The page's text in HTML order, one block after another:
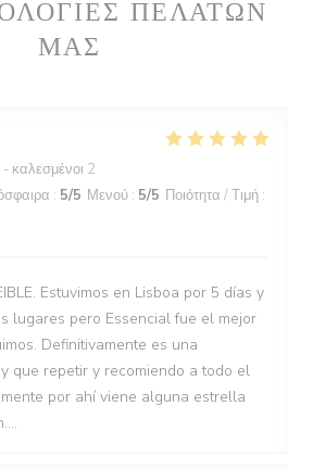
ΠΕΛΑΤΏΝ
ΜΑΣ
καλεσμένοι 2
: 5/5 Μενού : 5/5 Ποιότητα / Τιμή :
Estuvimos en Lisboa por 5 días y
lugares pero Essencial fue el mejor
Definitivamente es una
que repetir y recomiendo a todo el
por ahí viene alguna estrella